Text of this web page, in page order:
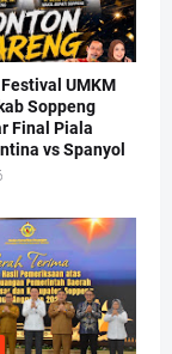
UMKM
Soppeng
Final Piala
vs Spanyol